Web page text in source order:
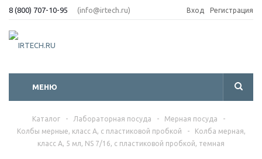
8 (800) 707-10-95 (info@irtech.ru) Вход Регистрация
МЕНЮ
Каталог - Лабораторная посуда - Мерная посуда
-
Колбы мерные, класс А, с пластиковой пробкой
-
Колба мерная,
класс А, 5 мл, NS 7/16, с пластиковой пробкой, темная